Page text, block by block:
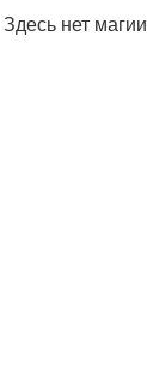
Здесь нет